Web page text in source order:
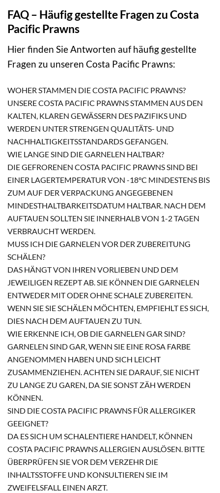
FAQ – Häufig gestellte Fragen zu Costa
Pacific Prawns
Hier finden Sie Antworten auf häufig gestellte
Fragen zu unseren Costa Pacific Prawns:
WOHER STAMMEN DIE COSTA PACIFIC PRAWNS?
UNSERE COSTA PACIFIC PRAWNS STAMMEN AUS DEN
KALTEN, KLAREN GEWÄSSERN DES PAZIFIKS UND
WERDEN UNTER STRENGEN QUALITÄTS- UND
NACHHALTIGKEITSSTANDARDS GEFANGEN.
WIE LANGE SIND DIE GARNELEN HALTBAR?
DIE GEFRORENEN COSTA PACIFIC PRAWNS SIND BEI
EINER LAGERTEMPERATUR VON -18°C MINDESTENS BIS
ZUM AUF DER VERPACKUNG ANGEGEBENEN
MINDESTHALTBARKEITSDATUM HALTBAR. NACH DEM
AUFTAUEN SOLLTEN SIE INNERHALB VON 1-2 TAGEN
VERBRAUCHT WERDEN.
MUSS ICH DIE GARNELEN VOR DER ZUBEREITUNG
SCHÄLEN?
DAS HÄNGT VON IHREN VORLIEBEN UND DEM
JEWEILIGEN REZEPT AB. SIE KÖNNEN DIE GARNELEN
ENTWEDER MIT ODER OHNE SCHALE ZUBEREITEN.
WENN SIE SIE SCHÄLEN MÖCHTEN, EMPFIEHLT ES SICH,
DIES NACH DEM AUFTAUEN ZU TUN.
WIE ERKENNE ICH, OB DIE GARNELEN GAR SIND?
GARNELEN SIND GAR, WENN SIE EINE ROSA FARBE
ANGENOMMEN HABEN UND SICH LEICHT
ZUSAMMENZIEHEN. ACHTEN SIE DARAUF, SIE NICHT
ZU LANGE ZU GAREN, DA SIE SONST ZÄH WERDEN
KÖNNEN.
SIND DIE COSTA PACIFIC PRAWNS FÜR ALLERGIKER
GEEIGNET?
DA ES SICH UM SCHALENTIERE HANDELT, KÖNNEN
COSTA PACIFIC PRAWNS ALLERGIEN AUSLÖSEN. BITTE
ÜBERPRÜFEN SIE VOR DEM VERZEHR DIE
INHALTSSTOFFE UND KONSULTIEREN SIE IM
ZWEIFELSFALL EINEN ARZT.